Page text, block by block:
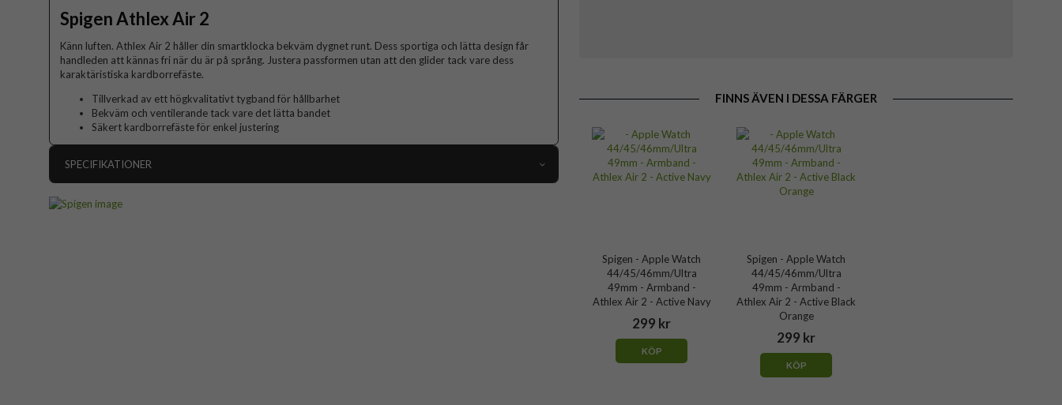
FINNS ÄVEN I DESSA FÄRGER
Spigen - Apple Watch
44/45/46mm/Ultra
49mm - Armband -
Athlex Air 2 - Active Navy
299 kr
KÖP
Spigen - Apple Watch
44/45/46mm/Ultra
49mm - Armband -
Athlex Air 2 - Active Black
Orange
299 kr
KÖP
Spigen Athlex Air 2
Känn luften. Athlex Air 2 håller din smartklocka bekväm dygnet runt. Dess sportiga och lätta design får
handleden att kännas fri när du är på språng. Justera passformen utan att den glider tack vare dess
karaktäristiska kardborrefäste.
Tillverkad av ett högkvalitativt tygband för hållbarhet
Bekväm och ventilerande tack vare det lätta bandet
Säkert kardborrefäste för enkel justering
SPECIFIKATIONER